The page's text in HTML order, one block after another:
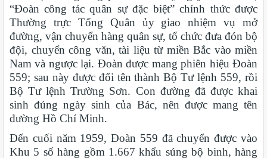
“Đoàn công tác quân sự đặc biệt” chính thức được
Thường trực Tổng Quân ủy giao nhiệm vụ mở
đường, vận chuyển hàng quân sự, tổ chức đưa đón bộ
đội, chuyển công văn, tài liệu từ miền Bắc vào miền
Nam và ngược lại. Đoàn được mang phiên hiệu Đoàn
559; sau này được đổi tên thành Bộ Tư lệnh 559, rồi
Bộ Tư lệnh Trường Sơn. Con đường đã được khai
sinh đúng ngày sinh của Bác, nên được mang tên
đường Hồ Chí Minh.
Đến cuối năm 1959, Đoàn 559 đã chuyển được vào
Khu 5 số hàng gồm 1.667 khẩu súng bộ binh, hàng